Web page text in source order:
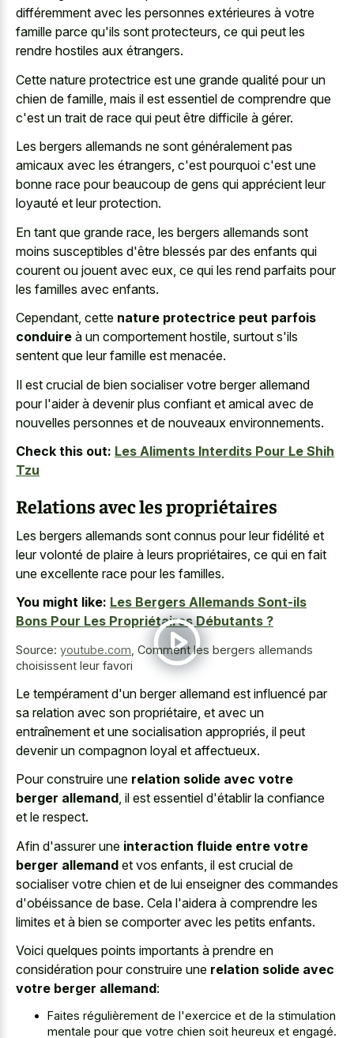
différemment avec les personnes extérieures à votre
famille parce qu'ils sont protecteurs, ce qui peut les
rendre hostiles aux étrangers.
Cette nature protectrice est une grande qualité pour un
chien de famille, mais il est essentiel de comprendre que
c'est un trait de race qui peut être difficile à gérer.
Les bergers allemands ne sont généralement pas
amicaux avec les étrangers, c'est pourquoi c'est une
bonne race pour beaucoup de gens qui apprécient leur
loyauté et leur protection.
En tant que grande race, les bergers allemands sont
moins susceptibles d'être blessés par des enfants qui
courent ou jouent avec eux, ce qui les rend parfaits pour
les familles avec enfants.
Cependant, cette nature protectrice peut parfois
conduire à un comportement hostile, surtout s'ils
sentent que leur famille est menacée.
Il est crucial de bien socialiser votre berger allemand
pour l'aider à devenir plus confiant et amical avec de
nouvelles personnes et de nouveaux environnements.
Check this out: Les Aliments Interdits Pour Le Shih
Tzu
Relations avec les propriétaires
Les bergers allemands sont connus pour leur fidélité et
leur volonté de plaire à leurs propriétaires, ce qui en fait
une excellente race pour les familles.
You might like: Les Bergers Allemands Sont-ils
Bons Pour Les Propriétaires Débutants ?
Source: youtube.com, Comment les bergers allemands
choisissent leur favori
Le tempérament d'un berger allemand est influencé par
sa relation avec son propriétaire, et avec un
entraînement et une socialisation appropriés, il peut
devenir un compagnon loyal et affectueux.
Pour construire une relation solide avec votre
berger allemand, il est essentiel d'établir la confiance
et le respect.
Afin d'assurer une interaction fluide entre votre
berger allemand et vos enfants, il est crucial de
socialiser votre chien et de lui enseigner des commandes
d'obéissance de base. Cela l'aidera à comprendre les
limites et à bien se comporter avec les petits enfants.
Voici quelques points importants à prendre en
considération pour construire une relation solide avec
votre berger allemand:
Faites régulièrement de l'exercice et de la stimulation
mentale pour que votre chien soit heureux et engagé.